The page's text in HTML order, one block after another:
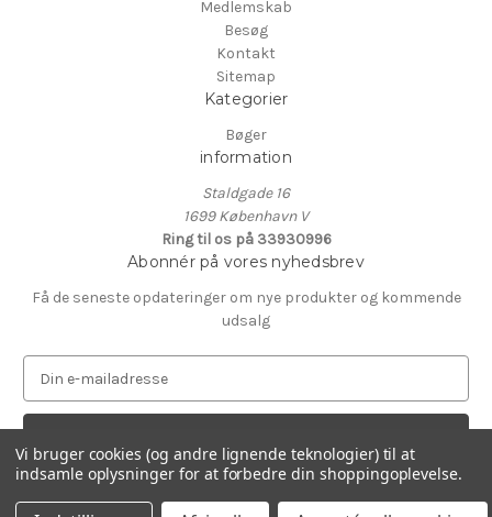
Medlemskab
Besøg
Kontakt
Sitemap
Kategorier
Bøger
information
Staldgade 16
1699 København V
Ring til os på 33930996
Abonnér på vores nyhedsbrev
Få de seneste opdateringer om nye produkter og kommende
udsalg
m
i
l
a
© 2026 Fotografisk Centers Boghandel
Vi bruger cookies (og andre lignende teknologier) til at
indsamle oplysninger for at forbedre din shoppingoplevelse.